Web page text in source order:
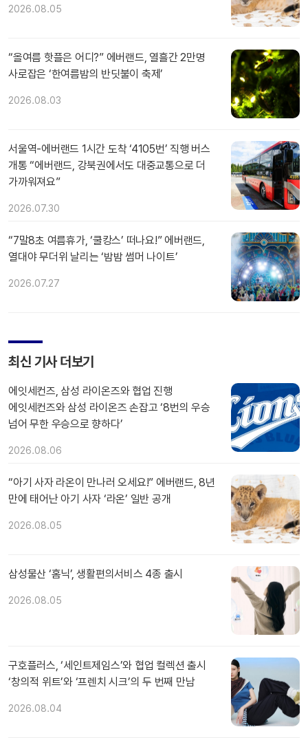
2026.08.05
“올여름 핫플은 어디?” 에버랜드, 열흘간 2만명
사로잡은 ‘한여름밤의 반딧불이 축제’
2026.08.03
서울역-에버랜드 1시간 도착 ‘4105번’ 직행 버스
개통 “에버랜드, 강북권에서도 대중교통으로 더
가까워져요”
2026.07.30
“7말8초 여름휴가, ‘쿨캉스’ 떠나요!” 에버랜드,
열대야 무더위 날리는 ‘밤밤 썸머 나이트’
2026.07.27
최신 기사 더보기
에잇세컨즈, 삼성 라이온즈와 협업 진행
에잇세컨즈와 삼성 라이온즈 손잡고 ‘8번의 우승
넘어 무한 우승으로 향하다’
2026.08.06
“아기 사자 라온이 만나러 오세요!” 에버랜드, 8년
만에 태어난 아기 사자 ‘라온’ 일반 공개
2026.08.05
삼성물산 ‘홈닉’, 생활편의서비스 4종 출시
2026.08.05
구호플러스, ‘세인트제임스’와 협업 컬렉션 출시
‘창의적 위트’와 ‘프렌치 시크’의 두 번째 만남
2026.08.04